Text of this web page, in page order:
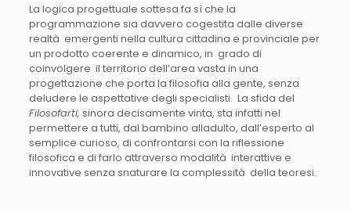
La logica progettuale sottesa fa sì che la
programmazione sia davvero cogestita dalle diverse
realtà emergenti nella cultura cittadina e provinciale per
un prodotto coerente e dinamico, in grado di
coinvolgere il territorio dell’area vasta in una
progettazione che porta la filosofia alla gente, senza
deludere le aspettative degli specialisti. La sfida del
Filosofarti, sinora decisamente vinta, sta infatti nel
permettere a tutti, dal bambino alladulto, dall’esperto al
semplice curioso, di confrontarsi con la riflessione
filosofica e di farlo attraverso modalità interattive e
innovative senza snaturare la complessità della teoresi.